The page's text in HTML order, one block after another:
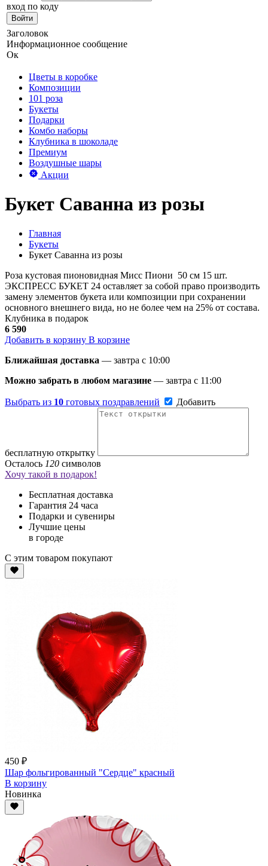
вход по коду
Войти
Заголовок
Информационное сообщение
Ок
Цветы в коробке
Композиции
101 роза
Букеты
Подарки
Комбо наборы
Клубника в шоколаде
Премиум
Воздушные шары
Акции
Букет Саванна из розы
Главная
Букеты
Букет Саванна из розы
Роза кустовая пионовидная Мисс Пиони 50 см 15 шт.
ЭКСПРЕСС БУКЕТ 24 оставляет за собой право производить
замену элементов букета или композиции при сохранении
основного внешнего вида, но не более чем на 25% от состава.
Клубника в подарок
6 590
Добавить в корзину В корзине
Ближайшая доставка — завтра c 10:00
Можно забрать в любом магазине — завтра c 11:00
Выбрать из 10 готовых поздравлений Добавить
бесплатную открытку
Осталось 120 символов
Хочу такой в подарок!
Бесплатная доставка
Гарантия 24 часа
Подарки и сувениры
Лучшие цены
в городе
С этим товаром покупают
450 ₽
Шар фольгированный "Сердце" красный
В корзину
Новинка